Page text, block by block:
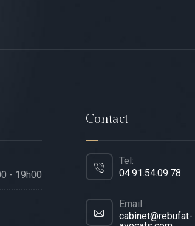
- 19h00
Contact
Tel:
04.91.54.09.78
Email:
cabinet@rebufat-